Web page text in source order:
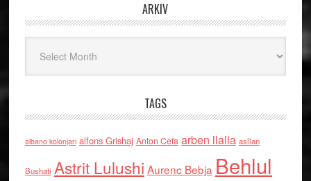
ARKIV
TAGS
albano kolonjari alfons Grishaj Anton Cefa arben llalla asllan
Bushati Astrit Lulushi Aurenc Bebja Behlul